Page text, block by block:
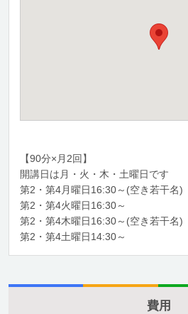
【90分×月2回】
開講日は月・火・木・土曜日です
第2・第4月曜日16:30～(空き若干名)
第2・第4火曜日16:30～
第2・第4木曜日16:30～(空き若干名)
第2・第4土曜日14:30～
費用